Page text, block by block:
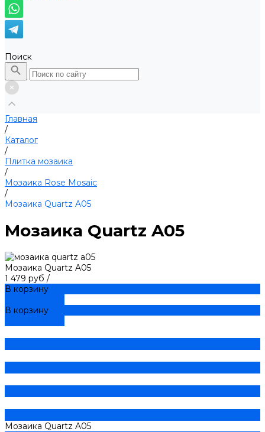
Поиск
Главная
/
Каталог
/
Плитка мозаика
/
Мозаика Rose Mosaic
/
Мозаика Quartz A05
Мозаика Quartz A05
Мозаика Quartz A05
1 479 руб /
В корзину
В корзину
Мозаика Quartz A05